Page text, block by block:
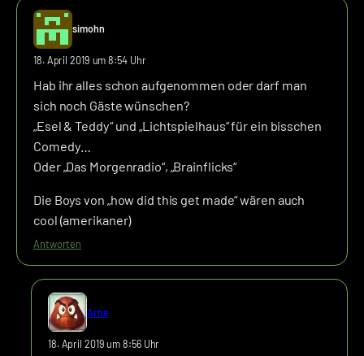
simohn
18. April 2019 um 8:54 Uhr
Hab ihr alles schon aufgenommen oder darf man
sich noch Gäste wünschen?
„Esel & Teddy“ und „Lichtspielhaus“ für ein bisschen
Comedy…
Oder „Das Morgenradio“, „Brainflicks“
Die Boys von „how did this get made“ wären auch
cool (amerikaner)
Antworten
Arne
18. April 2019 um 8:56 Uhr